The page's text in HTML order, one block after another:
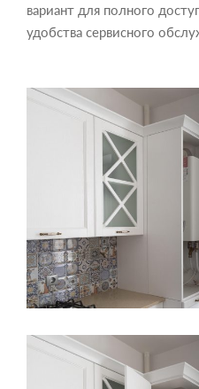
вариант для полного
удобства сервисного